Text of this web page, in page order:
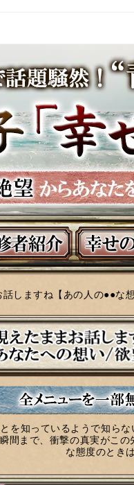
しますね【あの人の●●な
を知っているようで知ら
間まで、衝撃の真実がこ
な態度のとき